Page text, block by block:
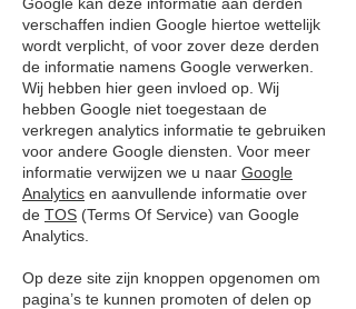
verschaffen indien Google hiertoe wettelijk
wordt verplicht, of voor zover deze derden
de informatie namens Google verwerken.
Wij hebben hier geen invloed op. Wij
hebben Google niet toegestaan de
verkregen analytics informatie te gebruiken
voor andere Google diensten. Voor meer
informatie verwijzen we u naar Google
Analytics en aanvullende informatie over
de TOS (Terms Of Service) van Google
Analytics.
Op deze site zijn knoppen opgenomen om
pagina’s te kunnen promoten of delen op